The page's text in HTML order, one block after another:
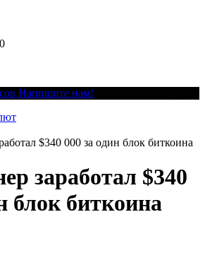
Напишите нам!
$340 000 за один блок биткоина
заработал $340
блок биткоина